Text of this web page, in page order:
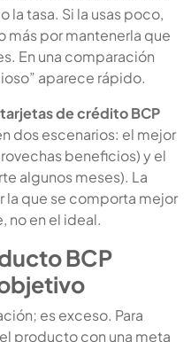
la tasa. Si la usas poco,
por mantenerla que
En una comparación
aparece rápido.
de crédito BCP
dos escenarios: el mejor
beneficios) y el
algunos meses). La
la que se comporta mejor
no en el ideal.
BCP
es exceso. Para
producto con una meta